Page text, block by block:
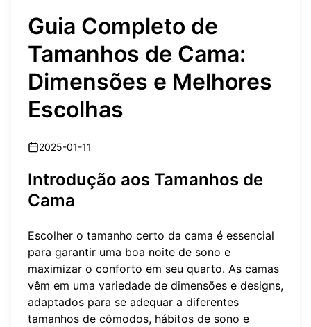
Guia Completo de
Tamanhos de Cama:
Dimensões e Melhores
Escolhas
2025-01-11
Introdução aos Tamanhos de
Cama
Escolher o tamanho certo da cama é essencial
para garantir uma boa noite de sono e
maximizar o conforto em seu quarto. As camas
vêm em uma variedade de dimensões e designs,
adaptados para se adequar a diferentes
tamanhos de cômodos, hábitos de sono e